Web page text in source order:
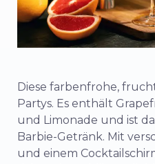
Diese farbenfrohe,
Partys. Es enthält
und Limonade und ist
Barbie-Getränk. Mit
und einem